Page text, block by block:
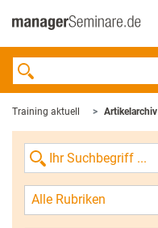
Training aktuell Artikelarchiv
Alle Rubriken